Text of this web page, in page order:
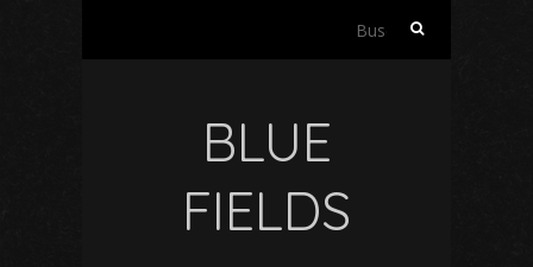
Buscar:
BLUE
FIELDS